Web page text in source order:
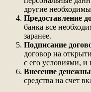
другие
Предоставление
банка все
заранее.
Подписание
договор на
с его условиями, и
Внесение
средства на счет